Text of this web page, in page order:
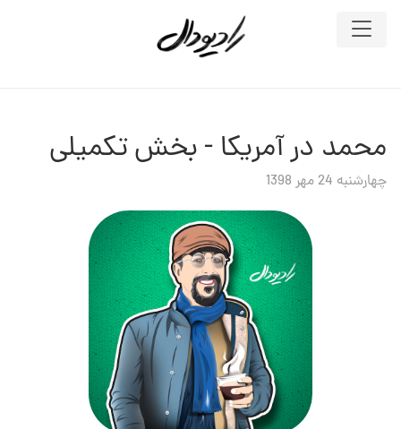
محمد در آمریکا - بخش تکمیلی
چهارشنبه 24 مهر 1398